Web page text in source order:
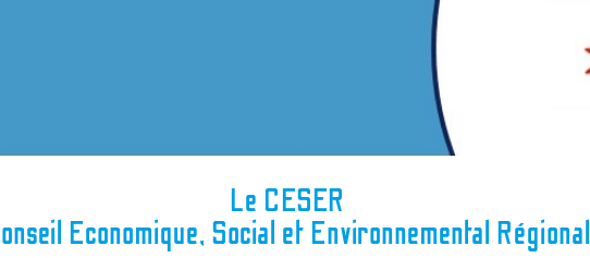
Le CESER
onseil Economique, Social et Environnemental Régional